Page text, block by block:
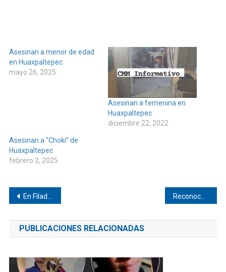
Asesinan a menor de edad
en Huaxpaltepec
mayo 26, 2025
Asesinan a femenina en
Huaxpaltepec
diciembre 22, 2022
Asesinan a “Choki” de
Huaxpaltepec
febrero 2, 2025
Navegación
de
entradas
En Filadelfia expondrá Noé Jacinto de Pinotepa de Don Luis
PUBLICACIONES RELACIONADAS